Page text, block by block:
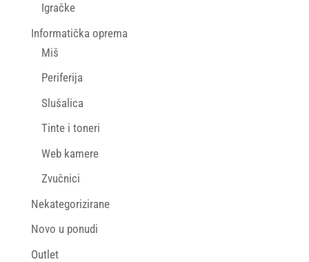
Igračke
Informatička oprema
Miš
Periferija
Slušalica
Tinte i toneri
Web kamere
Zvučnici
Nekategorizirane
Novo u ponudi
Outlet